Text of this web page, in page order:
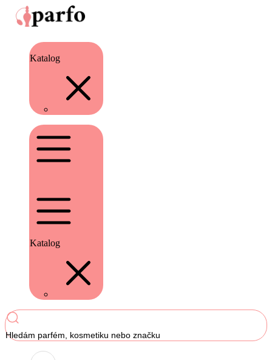
Katalog
Katalog
Hledám parfém, kosmetiku nebo značku